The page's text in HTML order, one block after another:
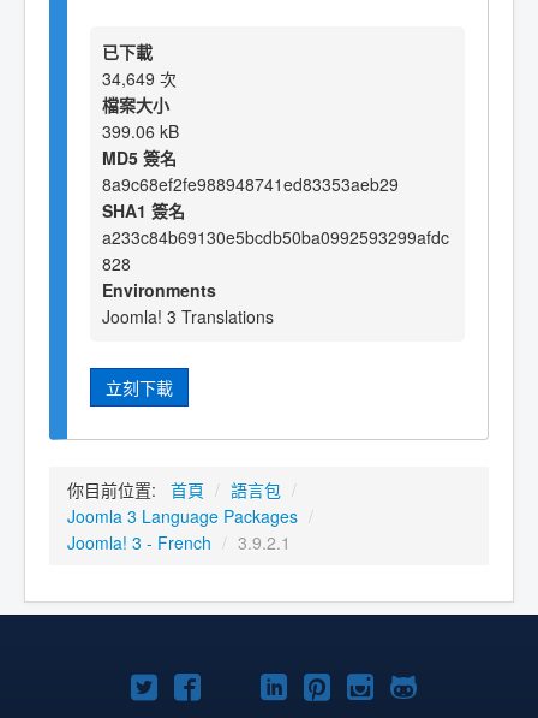
已下載
34,649 次
檔案大小
399.06 kB
MD5 簽名
8a9c68ef2fe988948741ed83353aeb29
SHA1 簽名
a233c84b69130e5bcdb50ba0992593299afdc
828
Environments
Joomla! 3 Translations
立刻下載
你目前位置: 首頁 / 語言包 /
Joomla 3 Language Packages /
Joomla! 3 - French / 3.9.2.1
TwitterFacebookYouTube
Linkedln
Pinterest
Instagram
GitHub